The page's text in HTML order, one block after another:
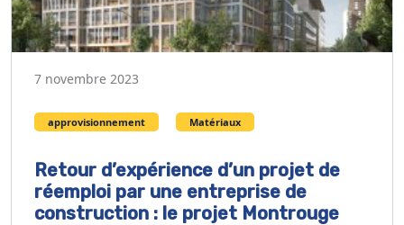
7 novembre 2023
approvisionnement Matériaux
Retour d’expérience d’un projet de
réemploi par une entreprise de
construction : le projet Montrouge